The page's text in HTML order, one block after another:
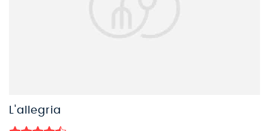
L'allegria